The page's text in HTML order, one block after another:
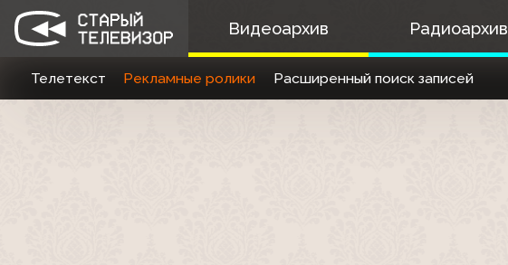
Видеоархив Радиоархив
Телетекст Рекламные ролики Расширенный поиск записей